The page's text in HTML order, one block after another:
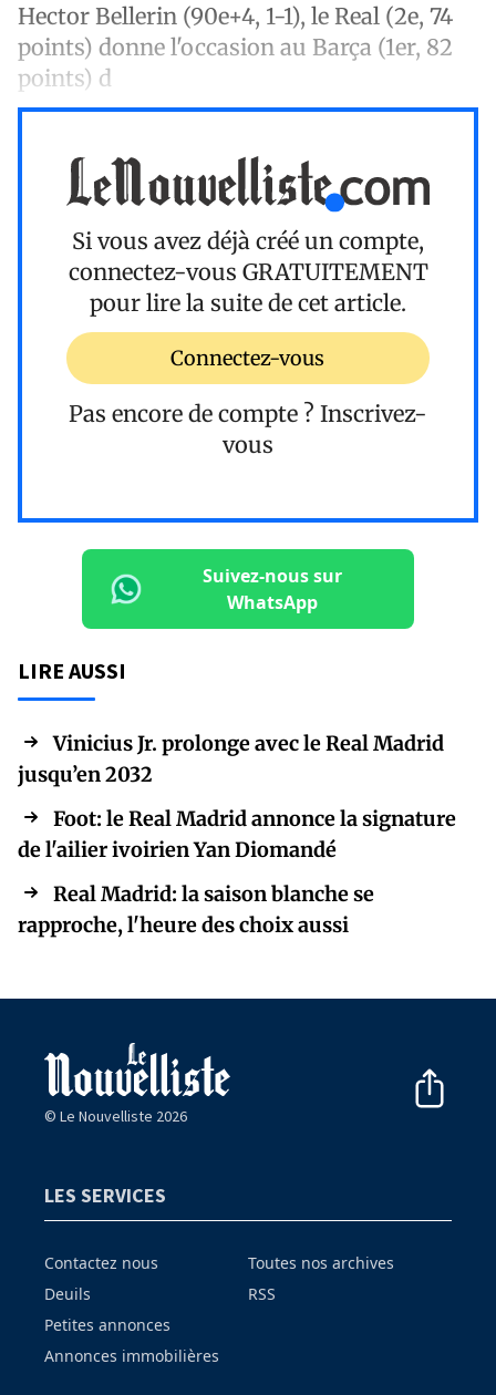
Hector Bellerin (90e+4, 1-1), le Real (2e, 74
points) donne l'occasion au Barça (1er, 82
points) d
Si vous avez déjà créé un compte,
connectez-vous GRATUITEMENT
pour lire la suite de cet article.
Connectez-vous
Pas encore de compte ? Inscrivez-
vous
Suivez-nous sur
WhatsApp
LIRE AUSSI
Vinicius Jr. prolonge avec le Real Madrid
jusqu’en 2032
Foot: le Real Madrid annonce la signature
de l'ailier ivoirien Yan Diomandé
Real Madrid: la saison blanche se
rapproche, l'heure des choix aussi
© Le Nouvelliste 2026
LES SERVICES
Contactez nous
Deuils
Petites annonces
Annonces immobilières
Toutes nos archives
RSS